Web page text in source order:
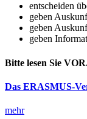
entscheiden
geben
geben
geben
Bitte lesen Sie
Das ERASMUS-
mehr